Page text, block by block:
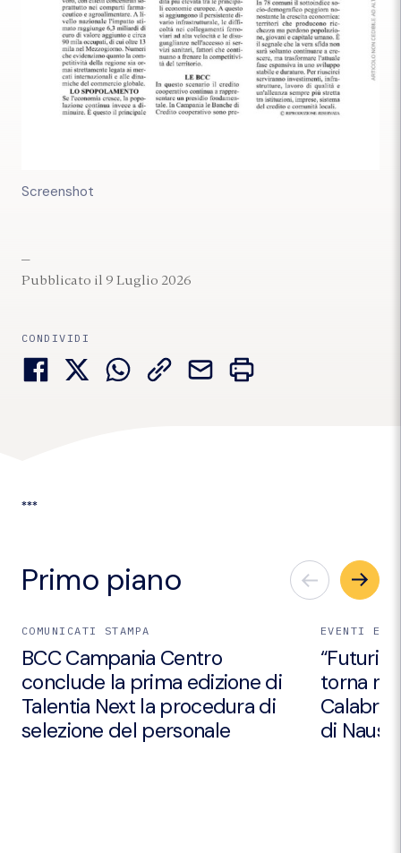
Screenshot
Pubblicato il 9 Luglio 2026
CONDIVIDI
***
Primo piano
COMUNICATI STAMPA
BCC Campania Centro
conclude la prima edizione di
Talentia Next la procedura di
selezione del personale
EVENTI E
“Futuri
torna
Calabria
di